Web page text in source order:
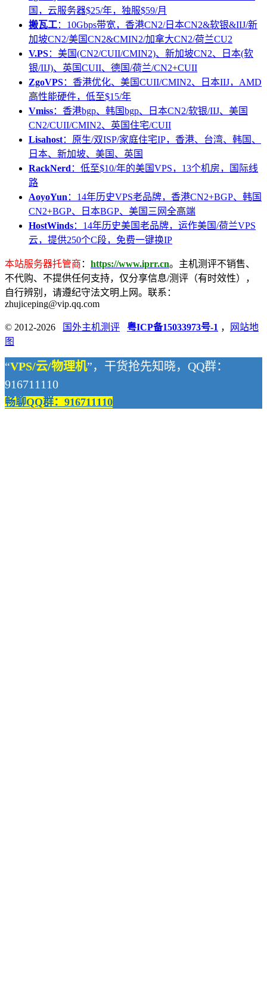
国，云服务器$25/年，独服$59/月
搬瓦工：10Gbps带宽，香港CN2/日本CN2&软银&IIJ/新
加坡CN2/美国CN2&CMIN2/加拿大CN2/荷兰CU2
V.PS：美国(CN2/CUII/CMIN2)、新加坡CN2、日本(软
银/IIJ)、英国CUII、德国/荷兰/CN2+CUII
ZgoVPS：香港优化、美国CUII/CMIN2、日本IIJ，AMD
高性能硬件，低至$15/年
Vmiss：香港bgp、韩国bgp、日本CN2/软银/IIJ、美国
CN2/CUII/CMIN2、英国住宅/CUII
Lisahost：原生/双ISP/家庭住宅IP，香港、台湾、韩国、
日本、新加坡、美国、英国
RackNerd ：低至$10/年的美国VPS，13个机房，国际线
路
AoyoYun ：14年历史VPS老品牌，香港CN2+BGP、韩国
CN2+BGP、日本BGP、美国三网全高端
HostWinds：14年历史美国老品牌，运作美国/荷兰VPS
云，提供250个C段，免费一键换IP
本站服务器托管商 ： https://www.iprr.cn。主机测评不销售、
不代购、不提供任何支持，仅分享信息/测评（有时效性），
自行辨别，请遵纪守法文明上网。联系：
zhujiceping@vip.qq.com
© 2012-2026 国外主机测评 粤ICP备15033973号-1 ，
网站地
图
“VPS/云/物理机”，干货抢先知晓，QQ群：
916711110
畅聊QQ群：916711110